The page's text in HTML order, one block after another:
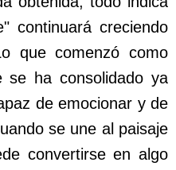
continuará creciendo
que comenzó como
se ha consolidado ya
de emocionar y de
se une al paisaje
convertirse en algo